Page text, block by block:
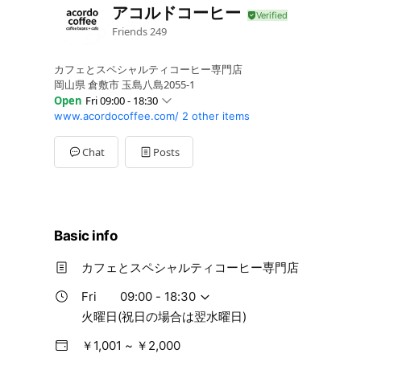
アコルドコーヒー
Friends 249
カフェとスペシャルティコーヒー専門店
岡山県 倉敷市 玉島八島2055-1
Open Fri 09:00 - 18:30
Sun09:00 - 18:30
Mon09:00 - 18:30
TueClosed
Wed09:00 - 18:30
www.acordocoffee.com/ 2 other items
Chat Posts
Basic info
カフェとスペシャルティコーヒー専門店
Fri
09:00 - 18:30
火曜日(祝日の場合は翌水曜日)
￥1,001 ~ ￥2,000